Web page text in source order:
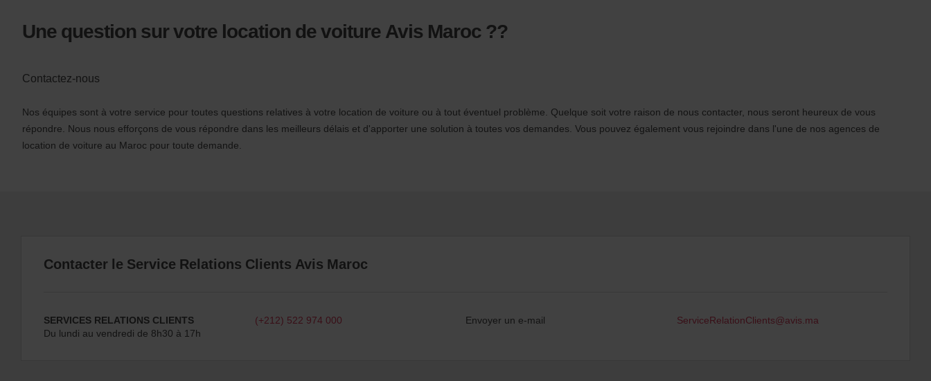
Une question sur votre location de voiture Avis Maroc ??
Contactez-nous
Nos équipes sont à votre service pour toutes questions relatives à votre location de voiture ou à tout éventuel problème. Quelque soit votre raison de nous contacter, nous seront heureux de vous
répondre. Nous nous efforçons de vous répondre dans les meilleurs délais et d'apporter une solution à toutes vos demandes. Vous pouvez également vous rejoindre dans l'une de nos agences de
location de voiture au Maroc pour toute demande.
Contacter le Service Relations Clients Avis Maroc
SERVICES RELATIONS CLIENTS
Du lundi au vendredi de 8h30 à 17h
(+212) 522 974 000 Envoyer un e-mail ServiceRelationClients@avis.ma